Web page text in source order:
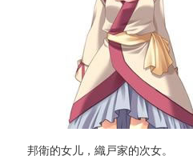
邦衛的女儿，織戸家的次女。